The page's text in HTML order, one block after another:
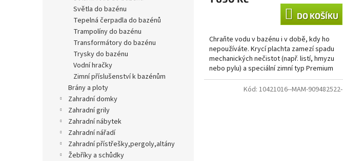
světla do bazénu
tepelná čerpadla do bazénů
trampolíny do bazénu
transformátory do bazénu
trysky do bazénu
vodní hračky
zimní příslušenství k bazénům
brány a ploty
zahradní domky
zahradní grily
zahradní nábytek
zahradní nářadí
zahradní přístřešky,pergoly,altány
žebříky a schůdky
DO KOŠÍKU
Chraňte vodu v bazénu i v době, kdy ho
nepoužíváte. Krycí plachta zamezí spadu
mechanických nečistot (např. listí, hmyzu
nebo pylu) a speciální zimní typ Premium
díky zesílené...
Kód: 10421016--MAM-909482522-